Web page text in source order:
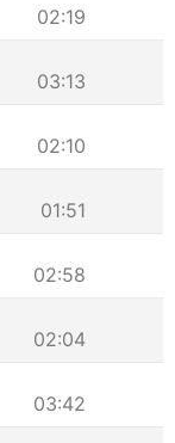
02:19
03:13
02:10
01:51
02:58
02:04
03:42